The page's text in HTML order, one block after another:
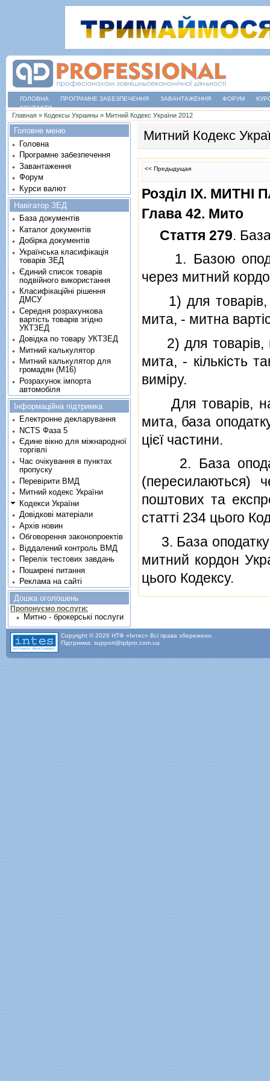
ГОЛОВНА ПРОГРАМНЕ ЗАБЕЗПЕЧЕННЯ ЗАВАНТАЖЕННЯ ФОРУМ
КОНТАКТИ
Ви є тут
Главная » Кодексы Украины » Митний Кодекс України 2012
Митний Кодекс
<< Предыдущая
Роздiл IX. МИТНI
Глава 42. Мито
Стаття 279.
1. Базою
через митний
1) для товарiв,
мита, - митна
2) для товарiв,
мита, - кiлькiсть
вимiру.
Для товарiв, на
мита, база
цiєї частини.
2. База
(пересилаються)
поштових та
статтi 234 цього
3. База
митний кордон
цього Кодексу.
Головне меню
Головна
Програмне забезпечення
Завантаження
Форум
Курси валют
Навігатор ЗЕД
База документів
Каталог документів
Добірка документів
Українська класифікація
товарів ЗЕД
Єдиний список товарів
подвійного використання
Класифікаційні рішення
ДМСУ
Середня розрахункова
вартість товарів згідно
УКТЗЕД
Довідка по товару УКТЗЕД
Митний калькулятор
Митний калькулятор для
громадян (М16)
Розрахунок імпорта
автомобіля
Інформаційна підтримка
Електронне декларування
NCTS Фаза 5
Єдине вікно для міжнародної
торгівлі
Час очікування в пунктах
пропуску
Перевірити ВМД
Митний кодекс України
Кодекси України
Довідкові матеріали
Архів новин
Обговорення законопроектів
Віддалений контроль ВМД
Перелік тестових завдань
Поширені питання
Реклама на сайті
Дошка оголошень
Пропонуємо послуги:
Митно - брокерські послуги
Copyright © 2026 НТФ «Інтес» Всі права збережено.
Підтримка: support@qdpro.com.ua